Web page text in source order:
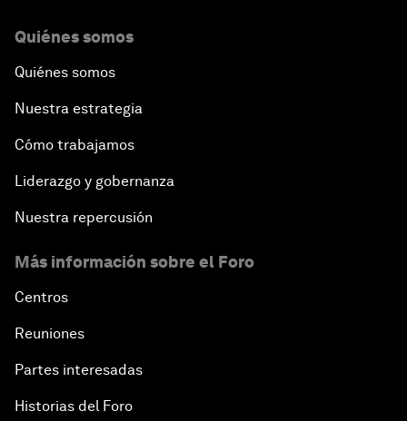
Quiénes somos
Quiénes somos
Nuestra estrategia
Cómo trabajamos
Liderazgo y gobernanza
Nuestra repercusión
Más información sobre el Foro
Centros
Reuniones
Partes interesadas
Historias del Foro